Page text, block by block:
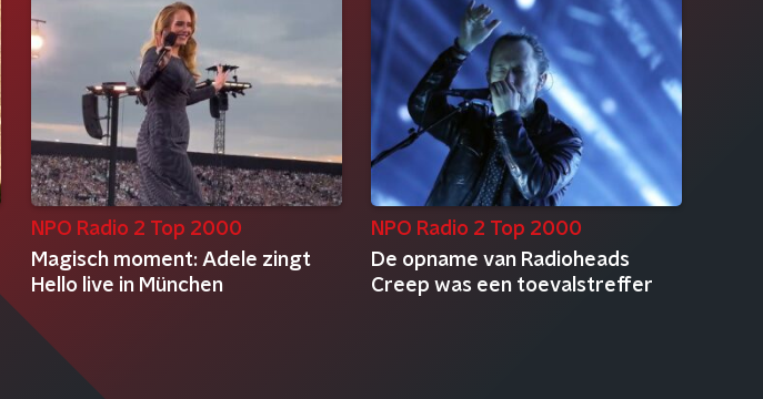
NPO Radio 2 Top 2000
Magisch moment: Adele zingt
Hello live in München
NPO Radio 2 Top 2000
De opname van Radioheads
Creep was een toevalstreffer